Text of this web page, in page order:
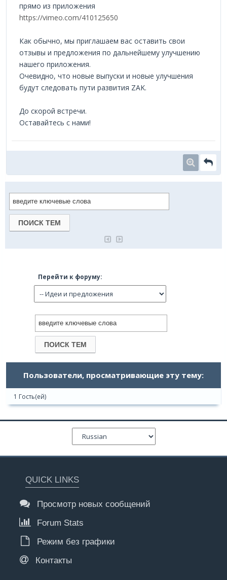
прямо из приложения
https://vimeo.com/410125650
Как обычно, мы приглашаем вас оставить свои
отзывы и предложения по дальнейшему улучшению
нашего приложения.
Очевидно, что новые выпуски и новые улучшения
будут следовать пути развития ZAK.
До скорой встречи.
Оставайтесь с нами!
Перейти к форуму:
Пользователи, просматривающие эту тему:
1 Гость(ей)
QUICK LINKS
Просмотр новых сообщений
Forum Stats
Режим без графики
Контакты